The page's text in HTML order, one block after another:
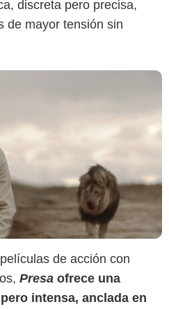
discreta pero precisa,
de mayor tensión sin
de acción con
Presa ofrece una
intensa, anclada en